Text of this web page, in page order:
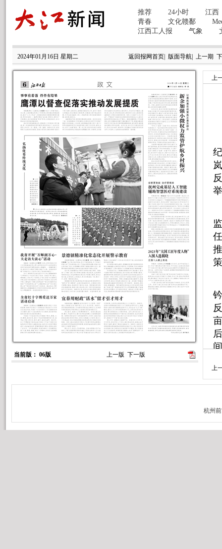
2024年01月16日 星期二 返回报网首页| 版面导航| 上一期
当前版： 06版 上一版 下一版
上
上